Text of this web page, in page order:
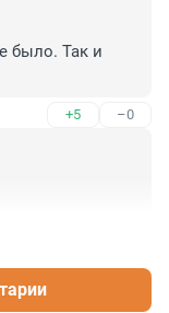
было. Так и
+5 –0